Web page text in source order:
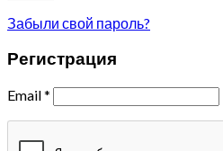
Забыли свой пароль?
Регистрация
Email*